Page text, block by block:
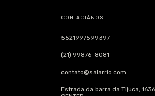
CONTACTÁNOS
5521997599397
(21) 99876-8081
contato@salarrio.com
Estrada da barra da Tijuca,